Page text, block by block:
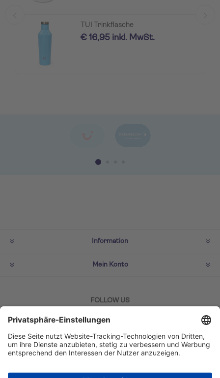
TUI Trinkflasche
€ 16,95 inkl. MwSt.
Information
Mein Konto
FOLLOW US
ZAHLMETHODEN